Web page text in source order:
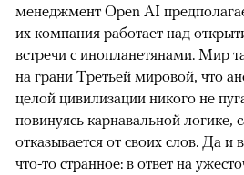
менеджмент Open AI
их компания работает над
встречи с инопланетянами. Мир
на грани Третьей мировой, что
целой цивилизации никого не
повинуясь карнавальной логике,
отказывается от своих слов. Да и
что-то странное: в ответ на